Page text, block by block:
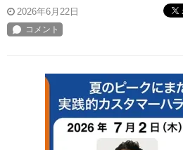
2026年6月22日